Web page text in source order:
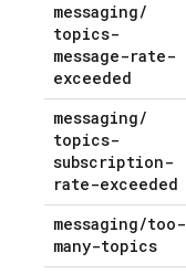
messaging/
topics-
message-rate-
exceeded
messaging/
topics-
subscription-
rate-exceeded
messaging/too-
many-topics